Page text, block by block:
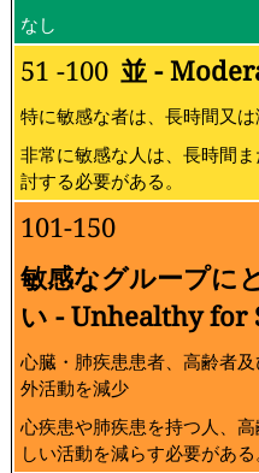
なし
51 -100 並 -
特に敏感な者は、長時間又
非常に敏感な人は、長時間
討する必要がある。
101-150
敏感なグループに
い - Unhealthy for
心臓・肺疾患患者、高齢者
外活動を減少
心疾患や肺疾患を持つ人、
しい活動を減らす必要がある